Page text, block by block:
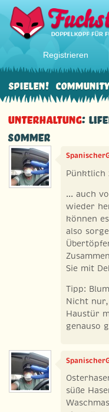
Registrieren
Community
Spielen!
Unterhaltung:
Sommer
Pünktlich
... auch
wieder
können
also
Sie mit
Tipp:
Nicht
Haustür
genauso
süße